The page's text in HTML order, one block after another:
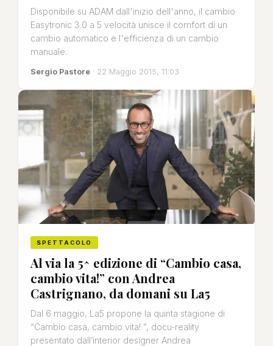
Disponibile su ADAM dall'inizio dell'anno, il cambio
Easytronic 3.0 a 5 velocità unisce il comfort di un
cambio automatico e l'efficienza di un cambio
manuale.
Sergio Pastore · 22 Maggio 2015, 11:03
SPETTACOLO
Al via la 5^ edizione di “Cambio casa,
cambio vita!” con Andrea
Castrignano, da domani su La5
Dal 6 maggio, La5 propone la quinta stagione di
“Cambio casa, cambio vita! ”, docu-reality
presentato dall’interior designer Andrea